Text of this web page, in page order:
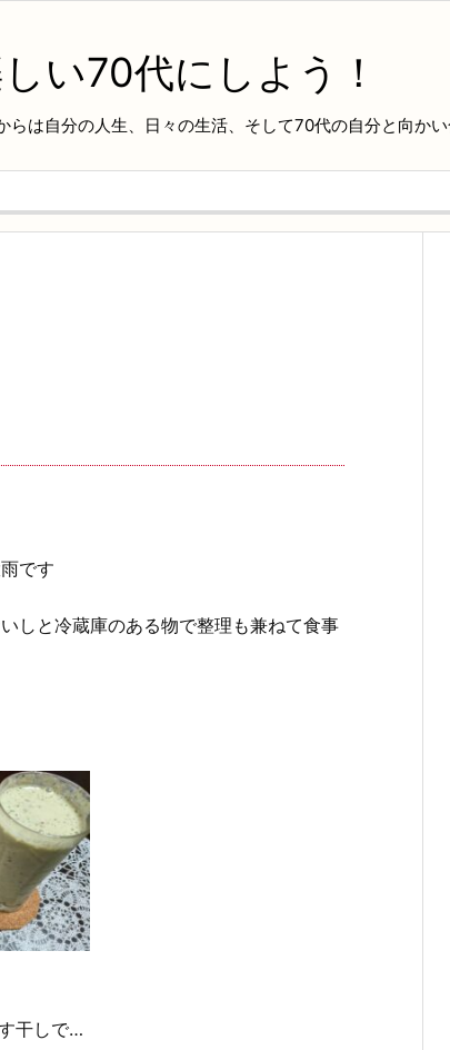
い70代にしよう！
らは自分の人生、日々の生活、そして70代の自分と向かい
です
しと冷蔵庫のある物で整理も兼ねて食事
干しで…